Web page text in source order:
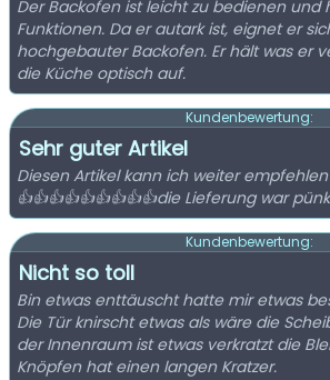
Der Backofen ist leicht zu bedienen und
Funktionen. Da er autark ist, eignet er
hochgebauter Backofen. Er hält was er
die Küche optisch auf.
Kundenbewertung:
Sehr guter Artikel
Diesen Artikel kann ich weiter empfehlen
👍👍👍👍👍👍👍👍👍die Lieferung war
Kundenbewertung:
Nicht so toll
Bin etwas enttäuscht hatte mir etwas
Die Tür knirscht etwas als wäre die
der Innenraum ist etwas verkratzt die
Knöpfen hat einen langen Kratzer.